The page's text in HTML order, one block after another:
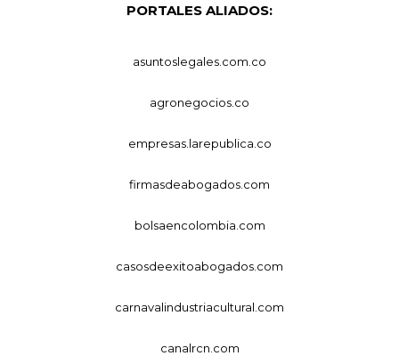
PORTALES ALIADOS:
asuntoslegales.com.co
agronegocios.co
empresas.larepublica.co
firmasdeabogados.com
bolsaencolombia.com
casosdeexitoabogados.com
carnavalindustriacultural.com
canalrcn.com